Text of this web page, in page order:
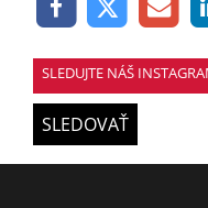
SLEDUJTE NÁŠ
SLEDOVAŤ